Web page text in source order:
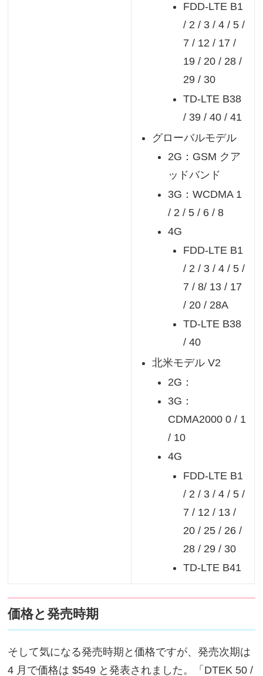
FDD-LTE B1
/ 2 / 3 / 4 / 5 /
7 / 12 / 17 /
19 / 20 / 28 /
29 / 30
TD-LTE B38
/ 39 / 40 / 41
グローバルモデル
2G：GSM クア
ッドバンド
3G：WCDMA 1
/ 2 / 5 / 6 / 8
4G
FDD-LTE B1
/ 2 / 3 / 4 / 5 /
7 / 8/ 13 / 17
/ 20 / 28A
TD-LTE B38
/ 40
北米モデル V2
2G：
3G：
CDMA2000 0 / 1
/ 10
4G
FDD-LTE B1
/ 2 / 3 / 4 / 5 /
7 / 12 / 13 /
20 / 25 / 26 /
28 / 29 / 30
TD-LTE B41
価格と発売時期
そして気になる発売時期と価格ですが、発売次期は
4 月で価格は $549 と発表されました。「DTEK 50 /